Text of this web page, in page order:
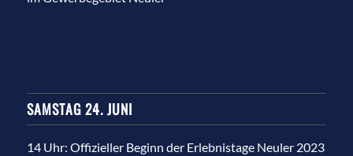
SAMSTAG 24. JUNI
14 Uhr: Offizieller Beginn der Erlebnistage Neuler 2023